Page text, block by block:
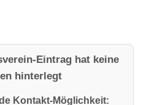
Eintrag hat keine
hinterlegt
Kontakt-Möglichkeit: